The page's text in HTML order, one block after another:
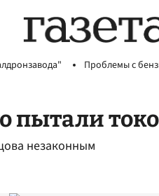
Проблемы с
пытали
незаконным